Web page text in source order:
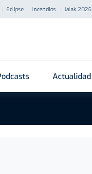
Eclipse Incendios Jaiak 2026
Actualidad